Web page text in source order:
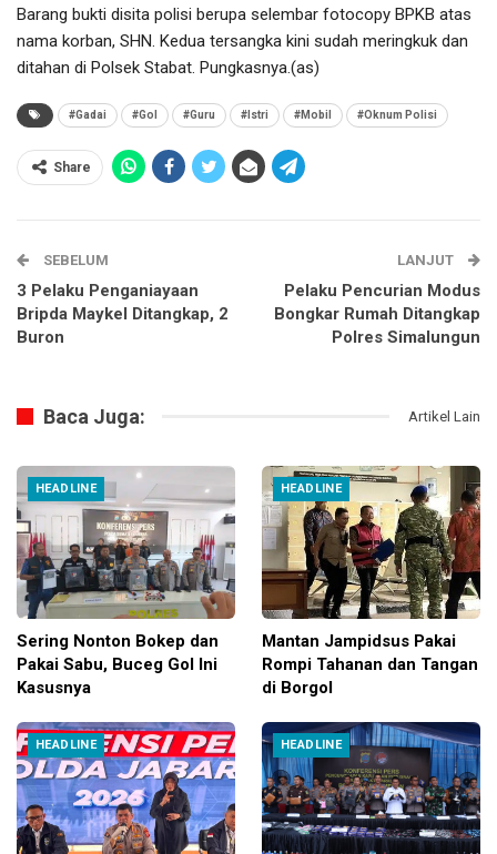
Barang bukti disita polisi berupa selembar fotocopy BPKB atas
nama korban, SHN. Kedua tersangka kini sudah meringkuk dan
ditahan di Polsek Stabat. Pungkasnya.(as)
#Gadai #Gol #Guru #Istri #Mobil #Oknum Polisi
Share
SEBELUM
3 Pelaku Penganiayaan
Bripda Maykel Ditangkap, 2
Buron
LANJUT
Pelaku Pencurian Modus
Bongkar Rumah Ditangkap
Polres Simalungun
Baca Juga: Artikel Lain
HEADLINE
Sering Nonton Bokep dan
Pakai Sabu, Buceg Gol Ini
Kasusnya
HEADLINE
Mantan Jampidsus Pakai
Rompi Tahanan dan Tangan
di Borgol
HEADLINE HEADLINE